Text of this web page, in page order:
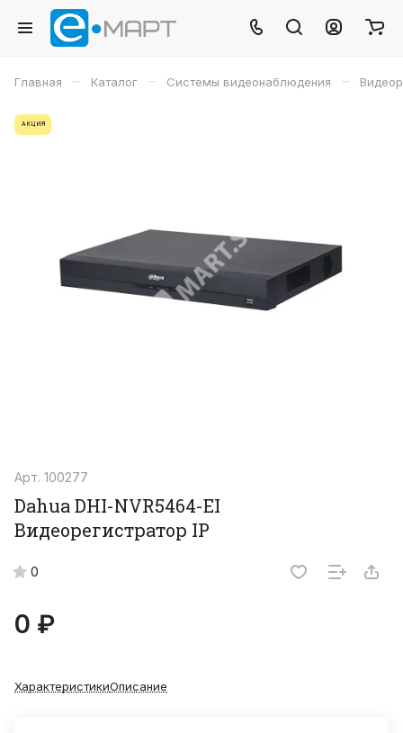
Главная – Каталог – Системы видеонаблюдения –
АКЦИЯ
Арт. 100277
Dahua DHI-NVR5464-EI
Видеорегистратор IP
0
0 ₽
ХарактеристикиОписание